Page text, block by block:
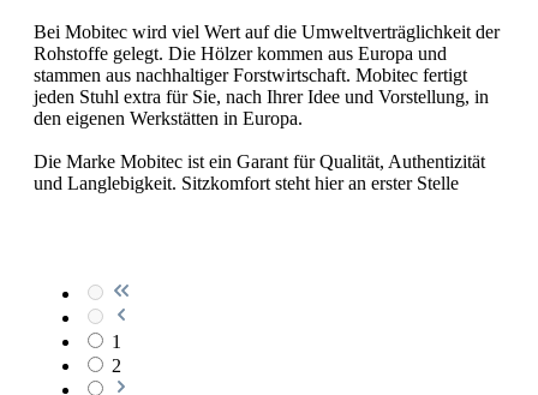
Bei Mobitec wird viel Wert auf die Umweltverträglichkeit der
Rohstoffe gelegt. Die Hölzer kommen aus Europa und
stammen aus nachhaltiger Forstwirtschaft. Mobitec fertigt
jeden Stuhl extra für Sie, nach Ihrer Idee und Vorstellung, in
den eigenen Werkstätten in Europa.
Die Marke Mobitec ist ein Garant für Qualität, Authentizität
und Langlebigkeit. Sitzkomfort steht hier an erster Stelle
1
2